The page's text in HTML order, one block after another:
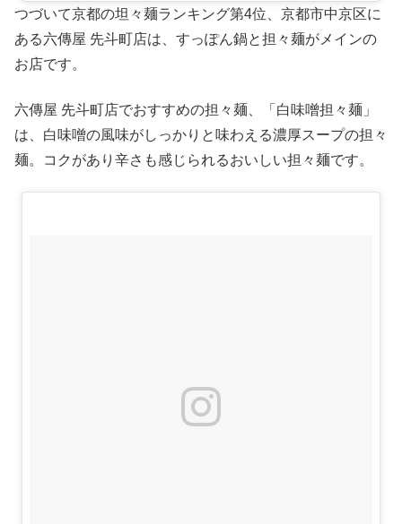
つづいて京都の坦々麺ランキング第4位、京都市中京区に
ある六傳屋 先斗町店は、すっぽん鍋と担々麺がメインの
お店です。
六傳屋 先斗町店でおすすめの担々麺、「白味噌担々麺」
は、白味噌の風味がしっかりと味わえる濃厚スープの担々
麺。コクがあり辛さも感じられるおいしい担々麺です。